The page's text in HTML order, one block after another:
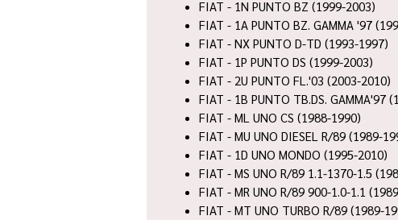
FIAT - 1N PUNTO BZ (1999-2003)
FIAT - 1A PUNTO BZ. GAMMA '97
FIAT - NX PUNTO D-TD (1993-1997)
FIAT - 1P PUNTO DS (1999-2003)
FIAT - 2U PUNTO FL.'03 (2003-2010)
FIAT - 1B PUNTO TB.DS. GAMMA'97
FIAT - ML UNO CS (1988-1990)
FIAT - MU UNO DIESEL R/89 (1989-
FIAT - 1D UNO MONDO (1995-2010)
FIAT - MS UNO R/89 1.1-1370-1.5
FIAT - MR UNO R/89 900-1.0-1.1
FIAT - MT UNO TURBO R/89 (1989-